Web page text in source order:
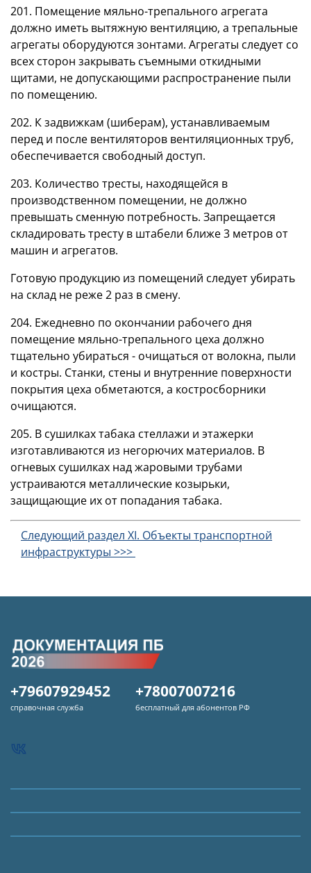
201. Помещение мяльно-трепального агрегата
должно иметь вытяжную вентиляцию, а трепальные
агрегаты оборудуются зонтами. Агрегаты следует со
всех сторон закрывать съемными откидными
щитами, не допускающими распространение пыли
по помещению.
202. К задвижкам (шиберам), устанавливаемым
перед и после вентиляторов вентиляционных труб,
обеспечивается свободный доступ.
203. Количество тресты, находящейся в
производственном помещении, не должно
превышать сменную потребность. Запрещается
складировать тресту в штабели ближе 3 метров от
машин и агрегатов.
Готовую продукцию из помещений следует убирать
на склад не реже 2 раз в смену.
204. Ежедневно по окончании рабочего дня
помещение мяльно-трепального цеха должно
тщательно убираться - очищаться от волокна, пыли
и костры. Станки, стены и внутренние поверхности
покрытия цеха обметаются, а костросборники
очищаются.
205. В сушилках табака стеллажи и этажерки
изготавливаются из негорючих материалов. В
огневых сушилках над жаровыми трубами
устраиваются металлические козырьки,
защищающие их от попадания табака.
Следующий раздел XI. Объекты транспортной
инфраструктуры >>>
+79607929452
справочная служба
+78007007216
бесплатный для абонентов РФ